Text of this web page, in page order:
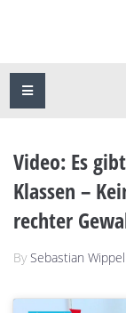
Video: Es
Klassen –
rechter
By Sebastian Wippel